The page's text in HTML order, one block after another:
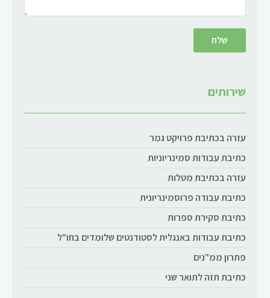
שירותים
עזרה בכתיבת פרויקט גמר
כתיבת עבודות סמינריוניות
עזרה בכתיבת מטלות
כתיבת עבודה פרוסמינריונית
כתיבת סקירת ספרות
כתיבת עבודות באנגלית לסטודנטים שלומדים בחו"ל
פתרון ממ"נים
כתיבת תזה לתואר שני